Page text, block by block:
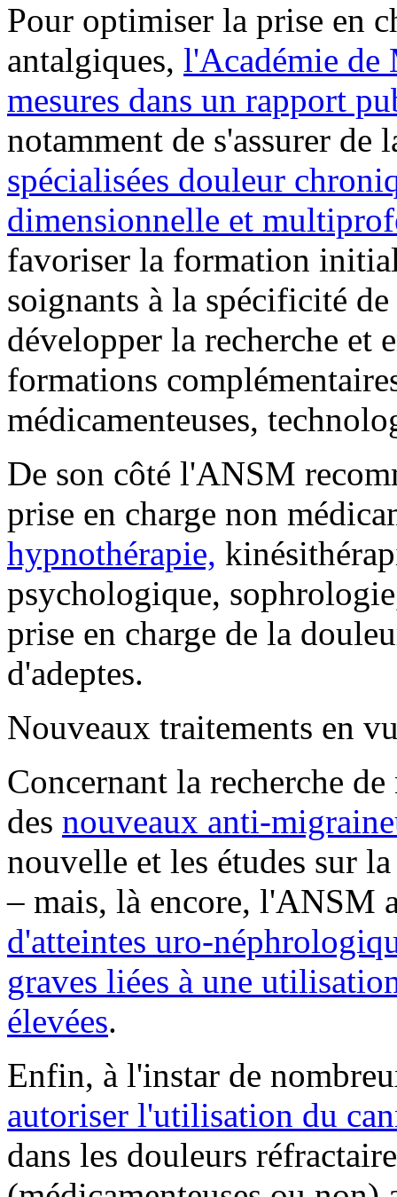
Pour optimiser la prise en
antalgiques, l'Académie de
mesures dans un rapport
notamment de s'assurer de
spécialisées douleur
dimensionnelle et
favoriser la formation
soignants à la spécificité
développer la recherche et
formations
médicamenteuses,
De son côté l'ANSM
prise en charge non
hypnothérapie,
psychologique,
prise en charge de la
d'adeptes.
Nouveaux traitements en
Concernant la recherche
des nouveaux anti-
nouvelle et les études sur
– mais, là encore, l'ANSM
d'atteintes uro-
graves liées à une
élevées.
Enfin, à l'instar de
autoriser l'utilisation du
dans les douleurs